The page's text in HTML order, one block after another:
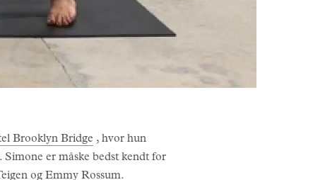
Brooklyn Bridge , hvor hun
er måske bedst kendt for
og Emmy Rossum.